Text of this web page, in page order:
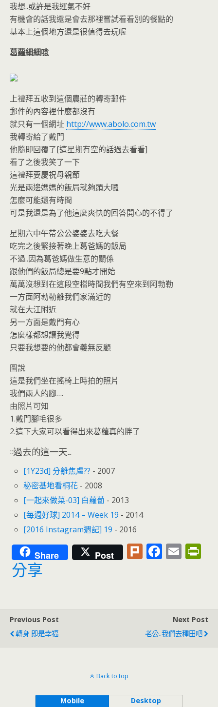
我想..或許是我運氣不好
有機會的話我還是會去那裡嘗試看看別的餐點的
基本上這個地方還是很值得去玩喔
葛蘿細細唸
上禮拜五收到這個農莊的轉寄郵件
郵件的內容裡什麼都沒有
就只有一個網址 http://www.abolo.com.tw
我轉寄給了戴門
他隨即回覆了[這星期有空的話過去看看]
看了之後我笑了一下
這禮拜要慶祝母親節
光是兩邊媽媽的飯局就夠頭大囉
怎麼可能還有時間
可是我還是為了他這麼爽快的回答開心的不得了
星期六中午帶公公婆婆去吃大餐
吃完之後緊接著晚上葛爸媽的飯局
不過..因為葛爸媽做生意的關係
跟他們的飯局總是要9點才開始
萬萬沒想到在這段空檔時間我們有空來到阿勃勒
一方面阿勃勒離我們家滿近的
就在大江附近
另一方面是戴門有心
怎麼樣都想讓我覺得
只要我想要的他都會義無反顧
圖說
這是我們坐在搖椅上時拍的照片
我們兩人的腳….
由照片可知
1.戴門腳毛很多
2.這下大家可以看得出來葛蘿真的胖了
::過去的這一天...
[1Y23d] 分離焦慮?? - 2007
秘密基地看桐花 - 2008
[一起來做菜-03] 白蘿蔔 - 2013
[每週好球] 2014 – Week 19 - 2014
[2016 Instagram週記] 19 - 2016
Share Post Pl F
o
E
e
n
分享
Previous Post
轉身 即是幸福
Next Post
老公..我們去種田吧
Back to top
Mobile Desktop